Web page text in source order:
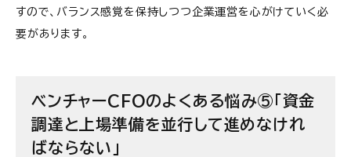
すので、バランス感覚を保持しつつ企業運営を心がけていく必
要があります。
ベンチャーCFOのよくある悩み⑤「資金
調達と上場準備を並行して進めなけれ
ばならない」